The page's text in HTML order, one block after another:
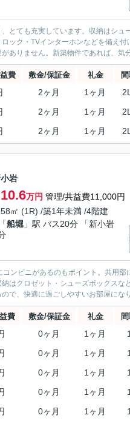
とても充実しています。収納はシ
ック・TVインターホンなどを備え
ありません。新築物件であれば、気
費 敷金/保証金 礼金
2ヶ月 1ヶ月
2ヶ月 1ヶ月
2ヶ月 1ヶ月
岩
10.6万円 管理/共益費11,000円
㎡ (1R) /築1年未満 /4階建
「船堀 」駅 バス20分 「新小岩
ンビニがあるのもポイント。共用
はクロゼット・シューズボックスな
で、快適に過ごしやすいお部屋にな
費 敷金/保証金 礼金
0ヶ月 1ヶ月
0ヶ月 1ヶ月
0ヶ月 1ヶ月
0ヶ月 1ヶ月
0ヶ月 1ヶ月